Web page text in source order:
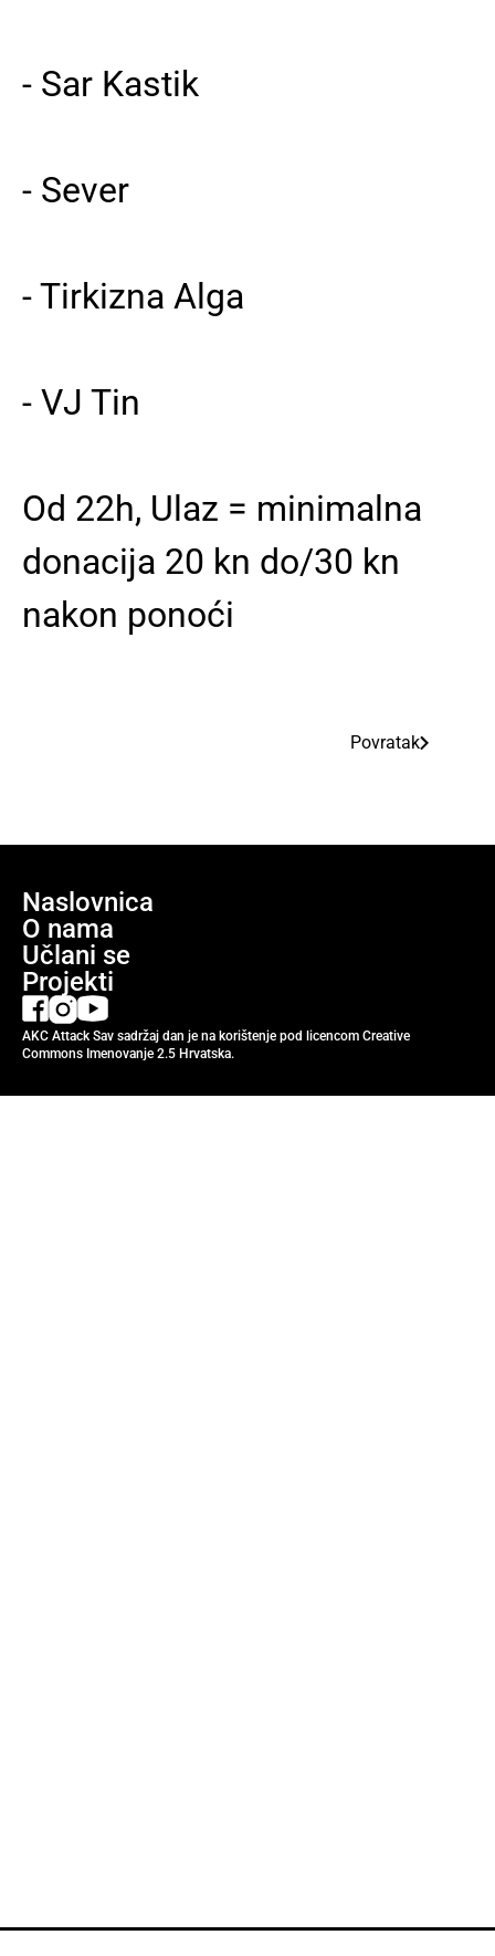
- Sar Kastik
- Sever
- Tirkizna Alga
- VJ Tin
Od 22h, Ulaz = minimalna
donacija 20 kn do/30 kn
nakon ponoći
Povratak
Naslovnica
O nama
Učlani se
Projekti
AKC Attack Sav sadržaj dan je na korištenje pod licencom Creative
Commons Imenovanje 2.5 Hrvatska.